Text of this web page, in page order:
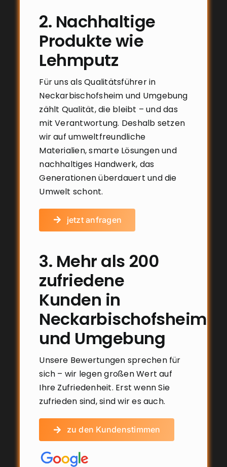
2. Nachhaltige
Produkte wie
Lehmputz
Für uns als Qualitätsführer in
Neckarbischofsheim und Umgebung
zählt Qualität, die bleibt – und das
mit Verantwortung. Deshalb setzen
wir auf umweltfreundliche
Materialien, smarte Lösungen und
nachhaltiges Handwerk, das
Generationen überdauert und die
Umwelt schont.
jetzt anfragen
3. Mehr als 200
zufriedene
Kunden in
Neckarbischofsheim
und Umgebung
Unsere Bewertungen sprechen für
sich – wir legen großen Wert auf
Ihre Zufriedenheit. Erst wenn Sie
zufrieden sind, sind wir es auch.
zu den Kundenstimmen